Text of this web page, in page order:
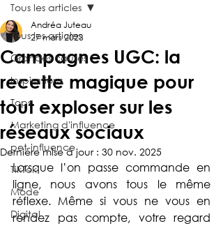
Tous les articles
Grandes causes
Inspirations
Tops
Marketing d'influence
pet-influence
TikTok
Mode
Digital
Tous les articles
Campagnes UGC: la
recette magique pour
tout exploser sur les
réseaux sociaux
Andréa Juteau
27 mars 2023
Dernière mise à jour : 30 nov. 2025
Lorsque l’on passe commande en
ligne, nous avons tous le même
réflexe. Même si vous ne vous en
rendez pas compte, votre regard